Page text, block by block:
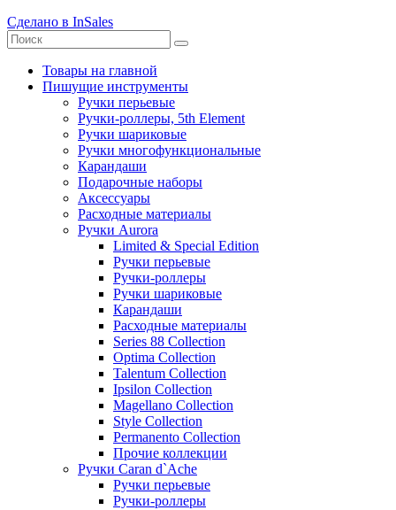
Сделано в InSales
Товары на главной
Пишущие инструменты
Ручки перьевые
Ручки-роллеры, 5th Element
Ручки шариковые
Ручки многофункциональные
Карандаши
Подарочные наборы
Аксессуары
Расходные материалы
Ручки Aurora
Limited & Special Edition
Ручки перьевые
Ручки-роллеры
Ручки шариковые
Карандаши
Расходные материалы
Series 88 Collection
Optima Collection
Talentum Collection
Ipsilon Collection
Magellano Collection
Style Collection
Permanento Collection
Прочие коллекции
Ручки Caran d`Ache
Ручки перьевые
Ручки-роллеры